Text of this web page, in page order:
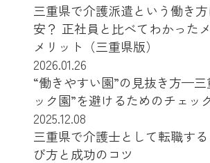
三重県で介護派遣という働き
安？ 正社員と比べてわかった
メリット（三重県版）
2026.01.26
“働きやすい園”の見抜き方—三
ック園”を避けるためのチェッ
2025.12.08
三重県で介護士として転職す
び方と成功のコツ